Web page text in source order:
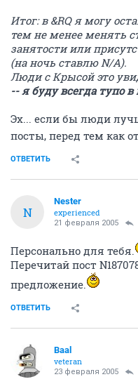
Итог: в &RQ я могу
тем не менее менять
занятости или
(на ночь ставлю N/A).
Люди с Крысой это
-- я буду всегда тупо в
Эх... если бы люди
посты, перед тем как
ОТВЕТИТЬ
N
Nestеr
experienced
21 февраля 2005
Персонально для тебя.
Перечитай пост
предложение.
ОТВЕТИТЬ
Baal
veteran
23 февраля 2005